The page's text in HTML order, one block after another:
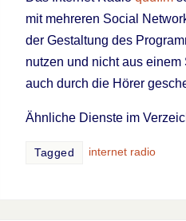
mit mehreren Social
der Gestaltung des
nutzen und nicht aus
auch durch die Hörer
Ähnliche Dienste im
Tagged internet radio